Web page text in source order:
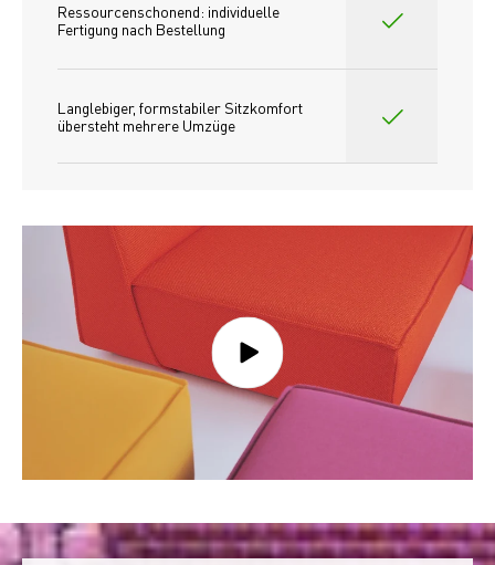
Ressourcenschonend: individuelle
Fertigung nach Bestellung
Langlebiger, formstabiler Sitzkomfort
übersteht mehrere Umzüge